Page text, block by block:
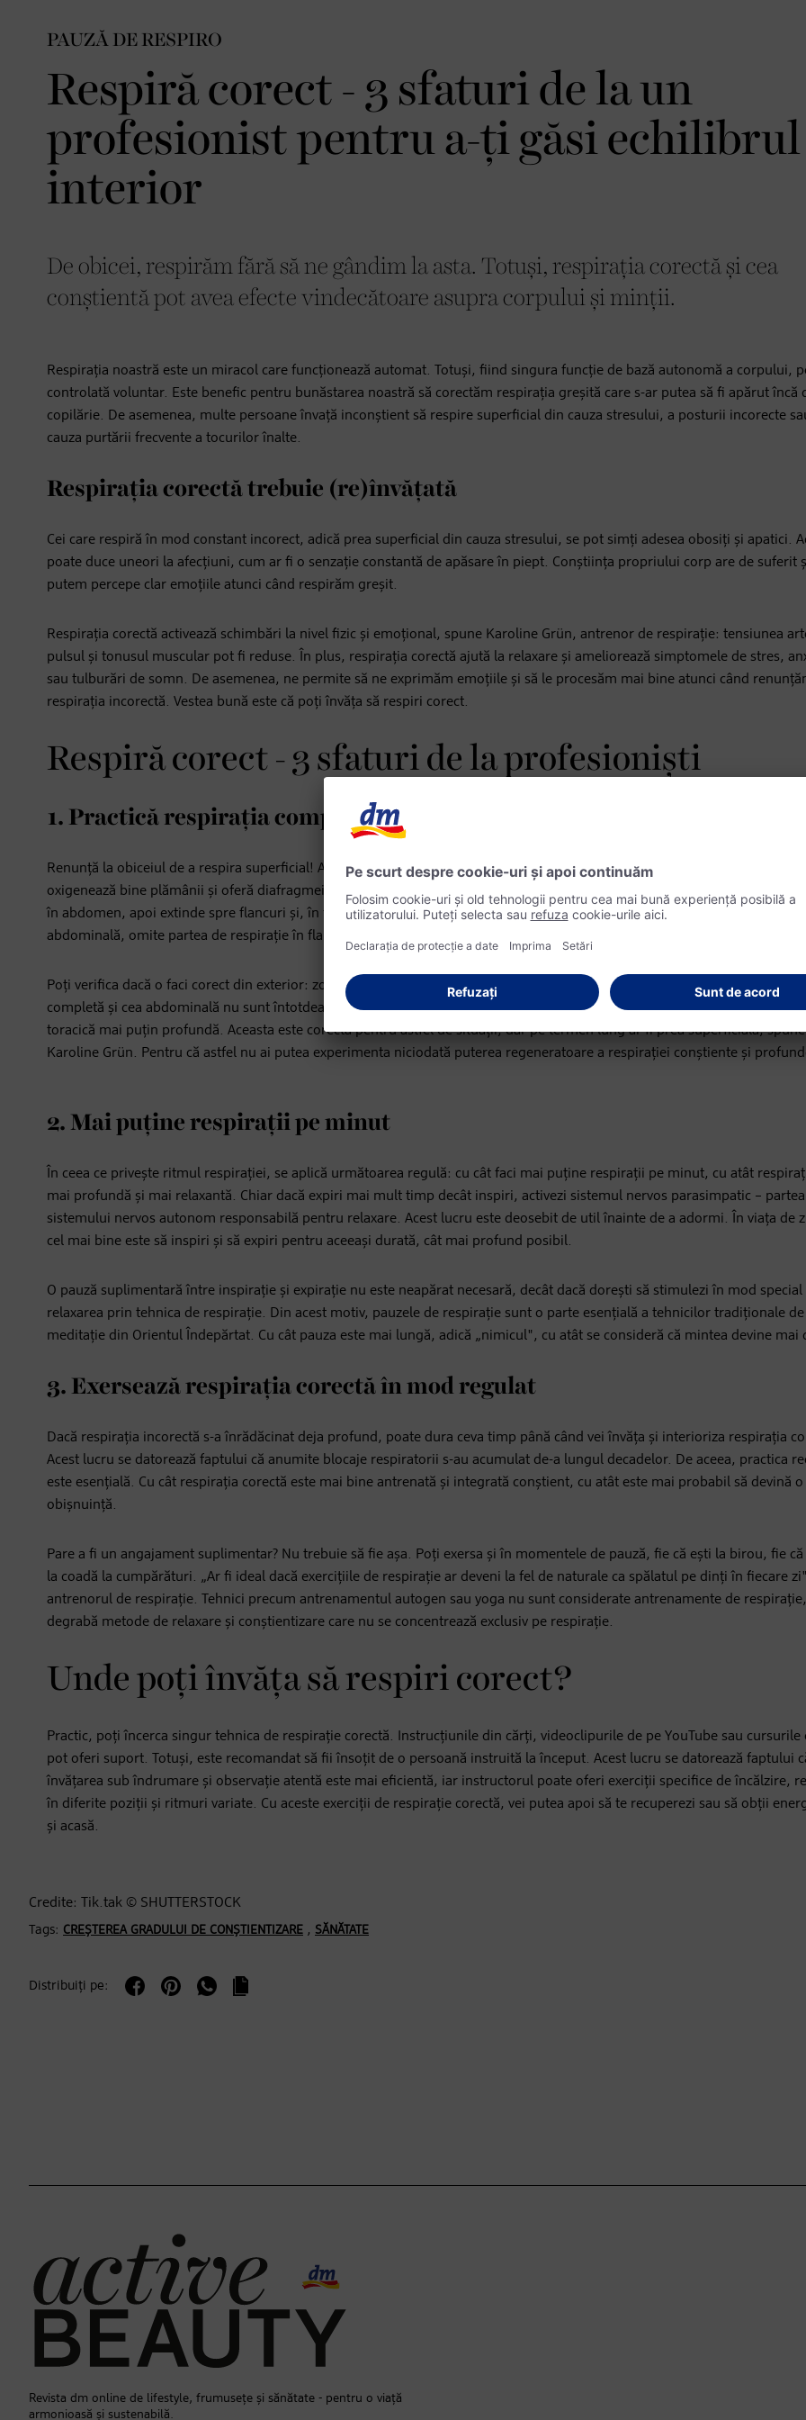
PAUZĂ DE RESPIRO
Respiră corect - 3 sfaturi de la un
profesionist pentru a-ți găsi echilibrul
interior
De obicei, respirăm fără să ne gândim la asta. Totuși, respirația corectă și cea
conștientă pot avea efecte vindecătoare asupra corpului și minții.
Respirația noastră este un miracol care funcționează automat. Totuși, fiind singura funcție de bază autonomă a corpului,
controlată voluntar. Este benefic pentru bunăstarea noastră să corectăm respirația greșită care s-ar putea să fi apărut încă
copilărie. De asemenea, multe persoane învață inconștient să respire superficial din cauza stresului, a posturii incorecte
cauza purtării frecvente a tocurilor înalte.
Respirația corectă trebuie (re)învățată
Cei care respiră în mod constant incorect, adică prea superficial din cauza stresului, se pot simți adesea obosiți și apatici.
poate duce uneori la afecțiuni, cum ar fi o senzație constantă de apăsare în piept. Conștiința propriului corp are de suferit
putem percepe clar emoțiile atunci când respirăm greșit.
Respirația corectă activează schimbări la nivel fizic și emoțional, spune Karoline Grün, antrenor de respirație: tensiunea
pulsul și tonusul muscular pot fi reduse. În plus, respirația corectă ajută la relaxare și ameliorează simptomele de stres,
sau tulburări de somn. De asemenea, ne permite să ne exprimăm emoțiile și să le procesăm mai bine atunci când
respirația incorectă. Vestea bună este că poți învăța să respiri corect.
Respiră corect - 3 sfaturi de la profesioniști
1. Practică respirația completă sau diafragmatică
Renunță la obiceiul de a respira superficial! Atât respirația completă, cât și respirația abdominală sunt metode foarte
oxigenează bine plămânii și oferă diafragmei suficientă libertate de mișcare. Pentru respirația completă, inspiră mai întâi
în abdomen, apoi extinde spre flancuri și, în final, în zona superioară a pieptului. Apoi, expiră pe nas sau pe gură. Pentru
abdominală, omite partea de respirație în flanc.
Poți verifica dacă o faci corect din exterior: zona respectivă a corpului ar trebui să se lărgească vizibil când inspiri. Totuși,
completă și cea abdominală nu sunt întotdeauna posibile, de exemplu, în anumite sporturi. În aceste cazuri, se utilizează
toracică mai puțin profundă. Aceasta este corectă pentru astfel de situații, dar pe termen lung ar fi prea superficială, spune
Karoline Grün. Pentru că astfel nu ai putea experimenta niciodată puterea regeneratoare a respirației conștiente și
2. Mai puține respirații pe minut
În ceea ce privește ritmul respirației, se aplică următoarea regulă: cu cât faci mai puține respirații pe minut, cu atât
mai profundă și mai relaxantă. Chiar dacă expiri mai mult timp decât inspiri, activezi sistemul nervos parasimpatic – partea
sistemului nervos autonom responsabilă pentru relaxare. Acest lucru este deosebit de util înainte de a adormi. În viața de
cel mai bine este să inspiri și să expiri pentru aceeași durată, cât mai profund posibil.
O pauză suplimentară între inspirație și expirație nu este neapărat necesară, decât dacă dorești să stimulezi în mod special
relaxarea prin tehnica de respirație. Din acest motiv, pauzele de respirație sunt o parte esențială a tehnicilor tradiționale de
meditație din Orientul Îndepărtat. Cu cât pauza este mai lungă, adică „nimicul", cu atât se consideră că mintea devine mai
3. Exersează respirația corectă în mod regulat
Dacă respirația incorectă s-a înrădăcinat deja profund, poate dura ceva timp până când vei învăța și interioriza respirația
Acest lucru se datorează faptului că anumite blocaje respiratorii s-au acumulat de-a lungul decadelor. De aceea, practica
este esențială. Cu cât respirația corectă este mai bine antrenată și integrată conștient, cu atât este mai probabil să devină o
obișnuință.
Pare a fi un angajament suplimentar? Nu trebuie să fie așa. Poți exersa și în momentele de pauză, fie că ești la birou, fie că
la coadă la cumpărături. „Ar fi ideal dacă exercițiile de respirație ar deveni la fel de naturale ca spălatul pe dinți în fiecare
antrenorul de respirație. Tehnici precum antrenamentul autogen sau yoga nu sunt considerate antrenamente de
degrabă metode de relaxare și conștientizare care nu se concentrează exclusiv pe respirație.
Unde poți învăța să respiri corect?
Practic, poți încerca singur tehnica de respirație corectă. Instrucțiunile din cărți, videoclipurile de pe YouTube sau cursurile
pot oferi suport. Totuși, este recomandat să fii însoțit de o persoană instruită la început. Acest lucru se datorează faptului
învățarea sub îndrumare și observație atentă este mai eficientă, iar instructorul poate oferi exerciții specifice de încălzire,
în diferite poziții și ritmuri variate. Cu aceste exerciții de respirație corectă, vei putea apoi să te recuperezi sau să obții
și acasă.
Credite: Tik.tak © SHUTTERSTOCK
Tags: CREȘTEREA GRADULUI DE CONȘTIENTIZARE , SĂNĂTATE
Distribuiți pe:
Revista dm online de lifestyle, frumusețe și sănătate - pentru o viață
armonioasă și sustenabilă.